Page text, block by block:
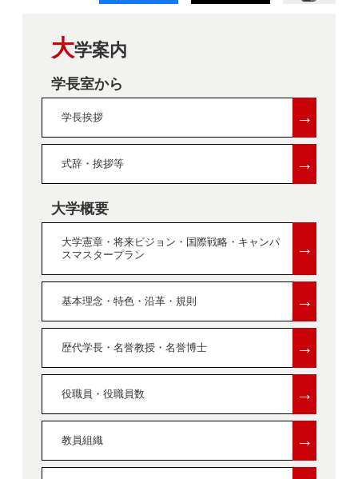
大学案内
学長室から
学長挨拶 →
式辞・挨拶等 →
大学概要
大学憲章・将来ビジョン・国際戦略・キャンパ
スマスタープラン
→
基本理念・特色・沿革・規則 →
歴代学長・名誉教授・名誉博士 →
役職員・役職員数 →
教員組織 →